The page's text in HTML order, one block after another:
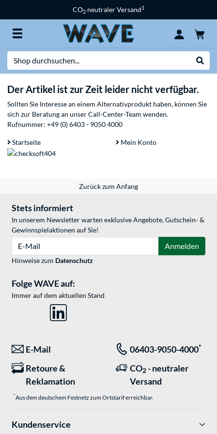
CO2 neutraler Versand1
Der Artikel ist zur Zeit leider nicht verfügbar.
Sollten Sie Interesse an einem Alternativprodukt haben, können Sie
sich zur Beratung an unser Call-Center-Team wenden.
Rufnummer: +49 (0) 6403 - 9050 4000
Startseite Mein Konto
Zurück zum Anfang
Stets informiert
In unserem Newsletter warten exklusive Angebote, Gutschein- &
Gewinnspielaktionen auf Sie!
Anmelden
Hinweise zum Datenschutz
Folge WAVE auf:
Immer auf dem aktuellen Stand
E-Mail 06403-9050-4000*
Retoure &
Reklamation
CO2 - neutraler
Versand
*Aus dem deutschem Festnetz zum Ortstarif erreichbar.
Kundenservice